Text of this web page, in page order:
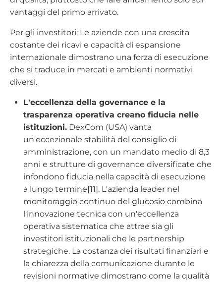
vantaggi del primo arrivato.
Per gli investitori: Le aziende con una crescita
costante dei ricavi e capacità di espansione
internazionale dimostrano una forza di esecuzione
che si traduce in mercati e ambienti normativi
diversi.
L'eccellenza della governance e la
trasparenza operativa creano fiducia nelle
istituzioni. DexCom (USA) vanta
un'eccezionale stabilità del consiglio di
amministrazione, con un mandato medio di 8,3
anni e strutture di governance diversificate che
infondono fiducia nella capacità di esecuzione
a lungo termine[11]. L'azienda leader nel
monitoraggio continuo del glucosio combina
l'innovazione tecnica con un'eccellenza
operativa sistematica che attrae sia gli
investitori istituzionali che le partnership
strategiche. La costanza dei risultati finanziari e
la chiarezza della comunicazione durante le
revisioni normative dimostrano come la qualità